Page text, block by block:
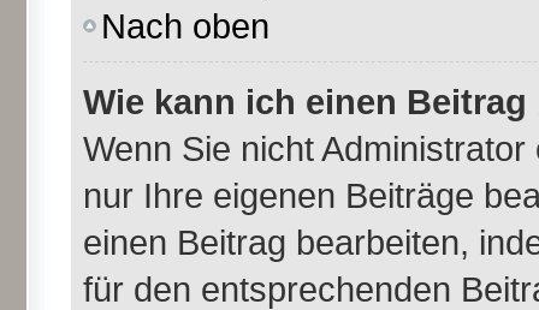
Nach oben
Wie kann ich einen
Wenn Sie nicht
nur Ihre eigenen Beiträge
einen Beitrag bearbeiten,
für den entsprechenden